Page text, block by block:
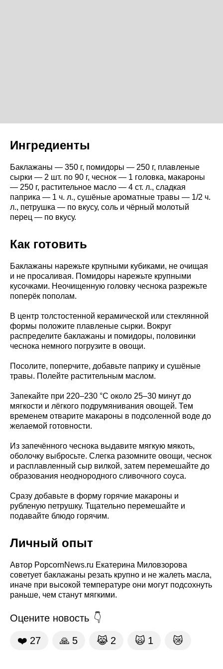
Ингредиенты
Баклажаны — 350 г, помидоры — 250 г, плавленые
сырки — 2 шт. по 90 г, чеснок — 1 головка, макароны
— 250 г, растительное масло — 4 ст. л., сладкая
паприка — 1 ч. л., сушёные ароматные травы — 1/2 ч.
л., петрушка — по вкусу, соль и чёрный молотый
перец — по вкусу.
Как готовить
Баклажаны нарежьте крупными кубиками, не очищая
и не просаливая. Помидоры нарежьте крупными
кусочками. Неочищенную головку чеснока разрежьте
поперёк пополам.
В центр толстостенной керамической или стеклянной
формы положите плавленые сырки. Вокруг
распределите баклажаны и помидоры, половинки
чеснока немного погрузите в овощи.
Посолите, поперчите, добавьте паприку и сушёные
травы. Полейте растительным маслом.
Запекайте при 220–230 °C около 25–30 минут до
мягкости и лёгкого подрумянивания овощей. Тем
временем отварите макароны в подсоленной воде до
желаемой готовности.
Из запечённого чеснока выдавите мягкую мякоть,
оболочку выбросьте. Слегка разомните овощи, чеснок
и расплавленный сыр вилкой, затем перемешайте до
образования неоднородного сливочного соуса.
Сразу добавьте в форму горячие макароны и
рубленую петрушку. Тщательно перемешайте и
подавайте блюдо горячим.
Личный опыт
Автор PopcornNews.ru Екатерина Миловзорова
советует баклажаны резать крупно и не жалеть масла,
иначе при высокой температуре они могут подсохнуть
раньше, чем станут мягкими.
Оцените новость
❤️ 27 🙏 5 😹 2 🙀 1 😿